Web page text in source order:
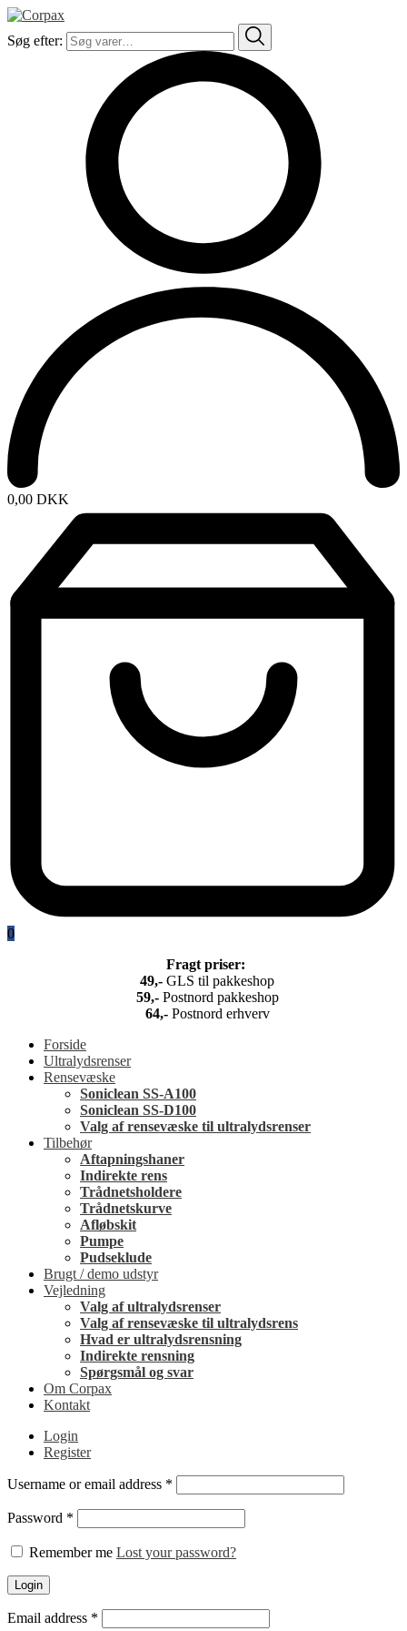
Søg efter:
0,00 DKK
0
Fragt priser:
49,- GLS til pakkeshop
59,-Postnord pakkeshop
64,-Postnord erhverv
Forside
Ultralydsrenser
Rensevæske
Soniclean SS-A100
Soniclean SS-D100
Valg af rensevæske til ultralydsrenser
Tilbehør
Aftapningshaner
Indirekte rens
Trådnetsholdere
Trådnetskurve
Afløbskit
Pumpe
Pudseklude
Brugt / demo udstyr
Vejledning
Valg af ultralydsrenser
Valg af rensevæske til ultralydsrens
Hvad er ultralydsrensning
Indirekte rensning
Spørgsmål og svar
Om Corpax
Kontakt
Login
Register
Username or email address *
Password *
Remember me Lost your password?
Login
Email address *